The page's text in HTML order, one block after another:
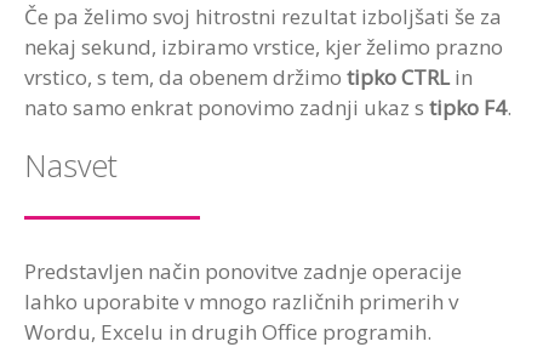
Če pa želimo svoj hitrostni rezultat izboljšati še za
nekaj sekund, izbiramo vrstice, kjer želimo prazno
vrstico, s tem, da obenem držimo tipko CTRLin
nato samo enkrat ponovimo zadnji ukaz s tipko F4.
Nasvet
Predstavljen način ponovitve zadnje operacije
lahko uporabite v mnogo različnih primerih v
Wordu, Excelu in drugih Office programih.